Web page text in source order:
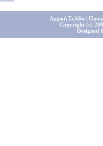
Αρχική Σελίδα|
Copyright (c)
Designed